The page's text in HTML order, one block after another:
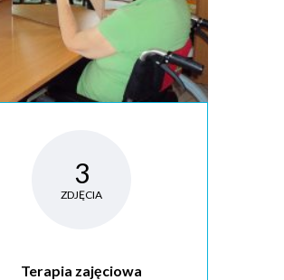
3
ZDJĘCIA
Terapia zajęciowa